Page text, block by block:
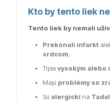
Kto by tento liek
Tento liek by nemali
Prekonali infarkt
srdcom
Trpiavysokým alebo
Majú problémy so
Sú alergickí na